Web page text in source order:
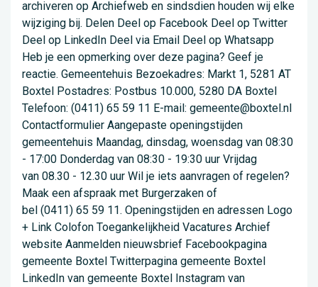
archiveren op Archiefweb en sindsdien houden wij elke
wijziging bij. Delen Deel op Facebook Deel op Twitter
Deel op LinkedIn Deel via Email Deel op Whatsapp
Heb je een opmerking over deze pagina? Geef je
reactie. Gemeentehuis Bezoekadres: Markt 1, 5281 AT
Boxtel Postadres: Postbus 10.000, 5280 DA Boxtel
Telefoon: (0411) 65 59 11 E-mail: gemeente@boxtel.nl
Contactformulier Aangepaste openingstijden
gemeentehuis Maandag, dinsdag, woensdag van 08:30
- 17:00 Donderdag van 08:30 - 19:30 uur Vrijdag
van 08.30 - 12.30 uur Wil je iets aanvragen of regelen?
Maak een afspraak met Burgerzaken of
bel (0411) 65 59 11. Openingstijden en adressen Logo
+ Link Colofon Toegankelijkheid Vacatures Archief
website Aanmelden nieuwsbrief Facebookpagina
gemeente Boxtel Twitterpagina gemeente Boxtel
LinkedIn van gemeente Boxtel Instagram van